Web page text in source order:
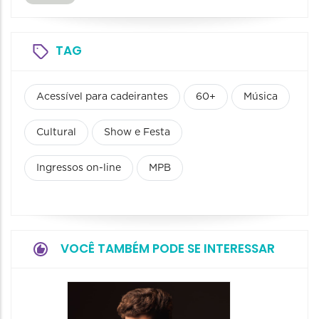
TAG
Acessível para cadeirantes 60+ Música
Cultural Show e Festa
Ingressos on-line MPB
VOCÊ TAMBÉM PODE SE INTERESSAR